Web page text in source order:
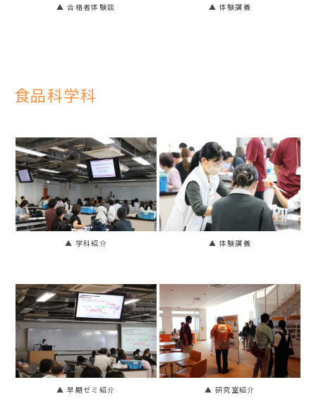
▲ 合格者体験談 ▲ 体験講義
食品科学科
▲ 学科紹介 ▲ 体験講義
▲ 早期ゼミ紹介 ▲ 研究室紹介